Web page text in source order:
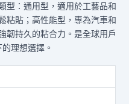
型：通用型，適用於工藝品和
粘貼；高性能型，專為汽車和
韌持久的粘合力。是全球用戶
理想選擇。